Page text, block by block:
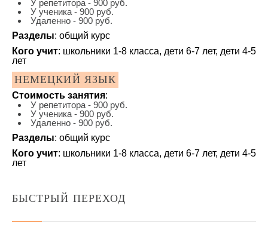
У репетитора - 900 руб.
У ученика - 900 руб.
Удаленно - 900 руб.
Разделы: общий курс
Кого учит: школьники 1-8 класса, дети 6-7 лет, дети 4-5
лет
НЕМЕЦКИЙ ЯЗЫК
Стоимость занятия:
У репетитора - 900 руб.
У ученика - 900 руб.
Удаленно - 900 руб.
Разделы: общий курс
Кого учит: школьники 1-8 класса, дети 6-7 лет, дети 4-5
лет
БЫСТРЫЙ ПЕРЕХОД